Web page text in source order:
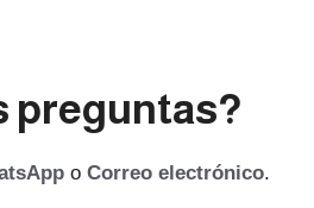
preguntas?
o Correo electrónico.